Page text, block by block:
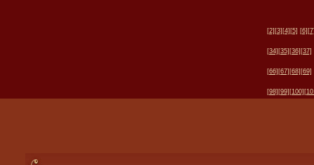
[2] [3] [4] [5] [6]
[34] [35] [36] [37]
[66] [67] [68] [69]
[98] [99] [100]